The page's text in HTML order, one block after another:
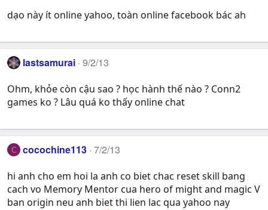
dạo này ít online yahoo, toàn online facebook bác ah
lastsamurai 9/2/13
Ohm, khỏe còn cậu sao ? học hành thế nào ? Conn2
games ko ? Lâu quá ko thấy online chat
C cocochine113 7/2/13
hi anh cho em hoi la anh co biet chac reset skill bang
cach vo Memory Mentor cua hero of might and magic V
ban origin neu anh biet thi lien lac qua yahoo nay